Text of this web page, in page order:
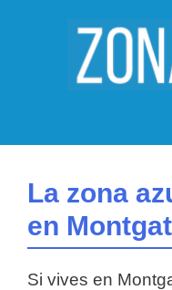
La zona
en
Si vives en